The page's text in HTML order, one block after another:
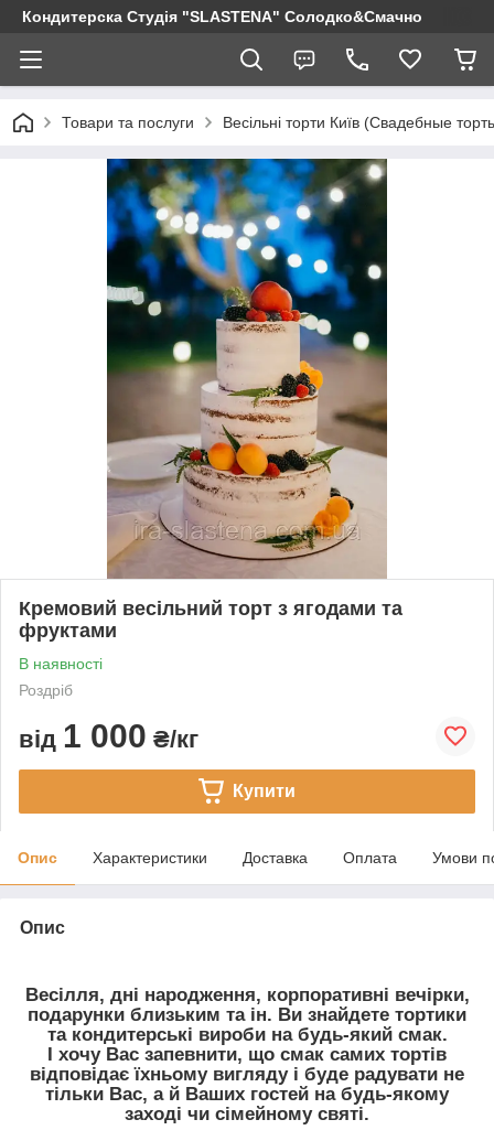
Кондитерска Студія "SLASTENA" Солодко&Смачно
Товари та послуги Весільні торти Київ (Свадебные
Кремовий весільний торт з ягодами та
фруктами
В наявності
Роздріб
від 1 000 ₴/кг
Купити
Опис Характеристики Доставка Оплата Умови
Опис
Весілля, дні народження, корпоративні вечірки,
подарунки близьким та ін. Ви знайдете тортики
та кондитерські вироби на будь-який смак.
І хочу Вас запевнити, що смак самих тортів
відповідає їхньому вигляду і буде радувати не
тільки Вас, а й Ваших гостей на будь-якому
заході чи сімейному святі.